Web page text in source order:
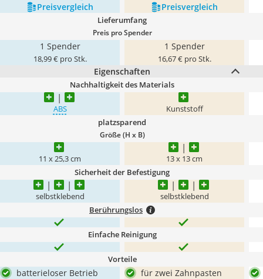
Preis­vergleich Preis­vergleich
Lieferumfang
Preis pro Spender
1 Spender
18,99 € pro Stk.
1 Spender
16,67 € pro Stk.
Eigenschaften
Nachhaltigkeit des Materials
ABS Kunststoff
platzsparend
Größe (H x B)
11 x 25,3 cm 13 x 13 cm
Sicherheit der Befestigung
selbstklebend selbstklebend
Berührungslos
Einfache Reinigung
Vorteile
batterieloser Betrieb
für zwei Zahnpasten